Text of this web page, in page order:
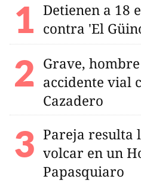
Detienen a 18
contra 'El
Grave,
accidente vial
Cazadero
Pareja resulta
volcar en un
Papasquiaro